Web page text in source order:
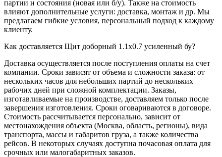
партии и состояния (новая или б/у). Также на стоимость
влияют дополнительные услуги: доставка, монтаж и др. Мы
предлагаем гибкие условия, персональный подход к каждому
клиенту.
Как доставляется Щит доборный 1.1х0.7 усиленный бу?
Доставка осуществляется после поступления оплаты на счет
компании. Сроки зависят от объема и сложности заказа: от
нескольких часов для небольших партий до нескольких
рабочих дней при сложной комплектации. Заказы,
изготавливаемые на производстве, доставляем только после
завершения изготовления. Сроки оговариваются в договоре.
Стоимость рассчитывается персонально, зависит от
местонахождения объекта (Москва, область, регионы), вида
транспорта, массы и габаритов груза, а также количества
рейсов. В некоторых случаях доступна почасовая оплата для
срочных или малогабаритных заказов.